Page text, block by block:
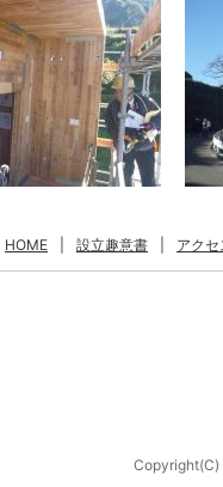
HOME 設立趣意書 アクセ
Copyright(C)